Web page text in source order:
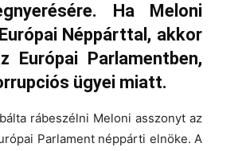
Ha Meloni
Néppárttal, akkor
Parlamentben,
ügyei miatt.
rábeszélni Meloni asszonyt az
Parlament néppárti elnöke. A